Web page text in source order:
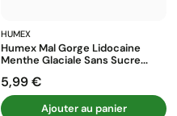
HUMEX
Humex Mal Gorge Lidocaine
Menthe Glaciale Sans Sucre...
Prix
5,99 €
Ajouter au panier